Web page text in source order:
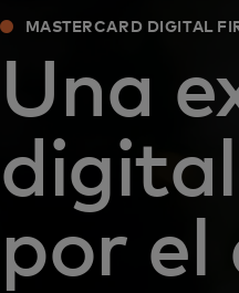
MASTERCARD DIGITAL
Una
por el